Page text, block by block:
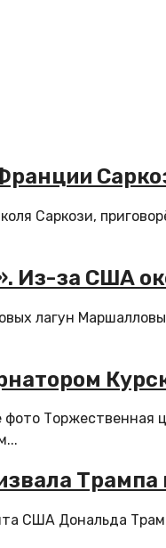
Саркози,
Из-за США
лагун
Торжественная
США Дональда